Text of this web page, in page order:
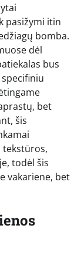
pasižymi itin
bomba.
dėl
bus
bet
šis
tekstūros,
todėl šis
vakariene, bet